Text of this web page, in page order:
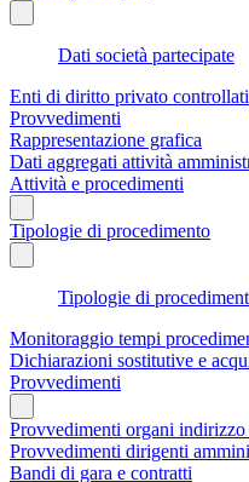
Dati società partecipate
Enti di diritto privato controllati
Provvedimenti
Rappresentazione grafica
Dati aggregati attività
Attività e procedimenti
Tipologie di procedimento
Tipologie di
Monitoraggio tempi
Dichiarazioni sostitutive e
Provvedimenti
Provvedimenti organi
Provvedimenti dirigenti
Bandi di gara e contratti